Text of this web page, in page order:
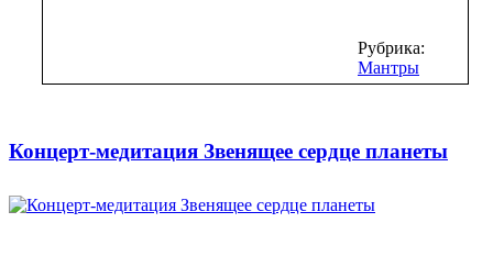
Рубрика:
Мантры
Концерт-медитация Звенящее сердце планеты